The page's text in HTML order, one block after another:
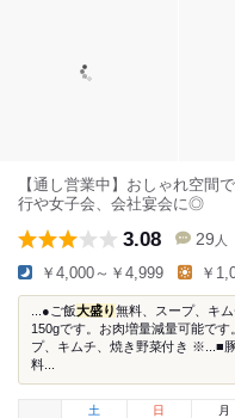
【通し営業中】おしゃれ空間
行や女子会、会社宴会に◎
3.08 29 人
￥4,000～￥4,999 ￥
...●ご飯大盛り無料、スープ、キ
150gです。お肉増量減量可能で
プ、キムチ、焼き野菜付き ※...■
料...
土
日 月